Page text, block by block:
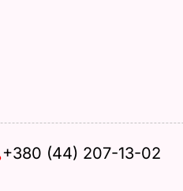
+380 (44) 207-13-02